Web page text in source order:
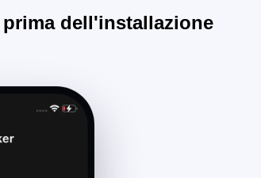
dell'installazione